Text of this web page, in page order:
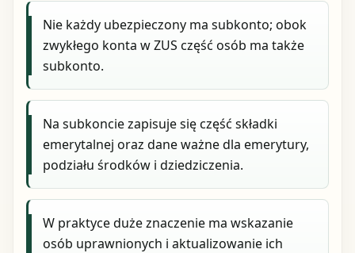
Nie każdy ubezpieczony ma subkonto; obok
zwykłego konta w ZUS część osób ma także
subkonto.
Na subkoncie zapisuje się część składki
emerytalnej oraz dane ważne dla emerytury,
podziału środków i dziedziczenia.
W praktyce duże znaczenie ma wskazanie
osób uprawnionych i aktualizowanie ich